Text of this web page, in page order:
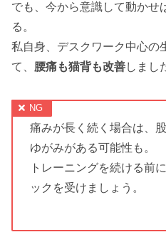
でも、今から意識して動かせ
る。
私自身、デスクワーク中心の
て、 腰痛も猫背も改善しまし
痛みが長く続く場合は、
ゆがみがある可能性も。
トレーニングを続ける前
ックを受けましょう。